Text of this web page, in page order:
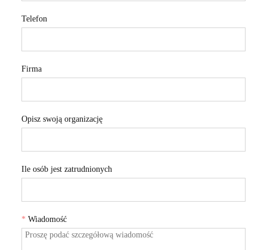
Telefon
Firma
Opisz swoją organizację
Ile osób jest zatrudnionych
* Wiadomość